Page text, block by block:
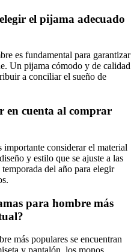
el pijama adecuado
es fundamental para garantizar
Un pijama cómodo y de calidad
a conciliar el sueño de
en cuenta al comprar
considerar el material
y estilo que se ajuste a las
del año para elegir
para hombre más
más populares se encuentran